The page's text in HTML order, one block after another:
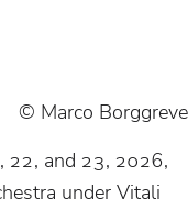
© Marco Borggreve
22, and 23, 2026,
under Vitali